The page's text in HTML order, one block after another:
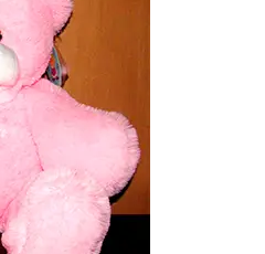
известный плюшевый
Тедди — прекрасный способ
душевное тепло близкому
Это качественное и красивое